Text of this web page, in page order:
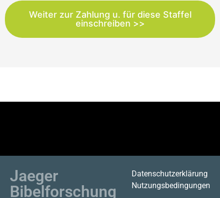
Weiter zur Zahlung u. für diese Staffel
einschreiben >>
Jaeger
Bibelforschung
Datenschutzerklärung
Nutzungsbedingungen